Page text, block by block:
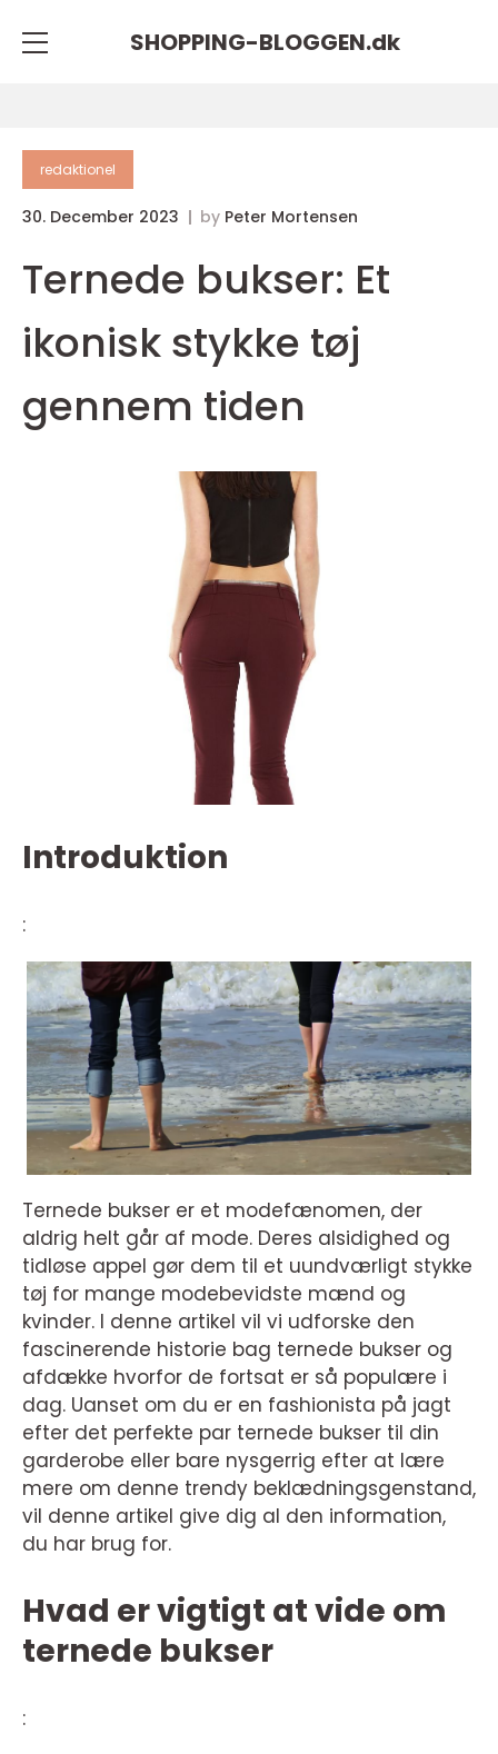
SHOPPING-BLOGGEN.dk
redaktionel
30. December 2023 by Peter Mortensen
Ternede bukser: Et
ikonisk stykke tøj
gennem tiden
Introduktion
:
Ternede bukser er et modefænomen, der
aldrig helt går af mode. Deres alsidighed og
tidløse appel gør dem til et uundværligt stykke
tøj for mange modebevidste mænd og
kvinder. I denne artikel vil vi udforske den
fascinerende historie bag ternede bukser og
afdække hvorfor de fortsat er så populære i
dag. Uanset om du er en fashionista på jagt
efter det perfekte par ternede bukser til din
garderobe eller bare nysgerrig efter at lære
mere om denne trendy beklædningsgenstand,
vil denne artikel give dig al den information,
du har brug for.
Hvad er vigtigt at vide om
ternede bukser
: